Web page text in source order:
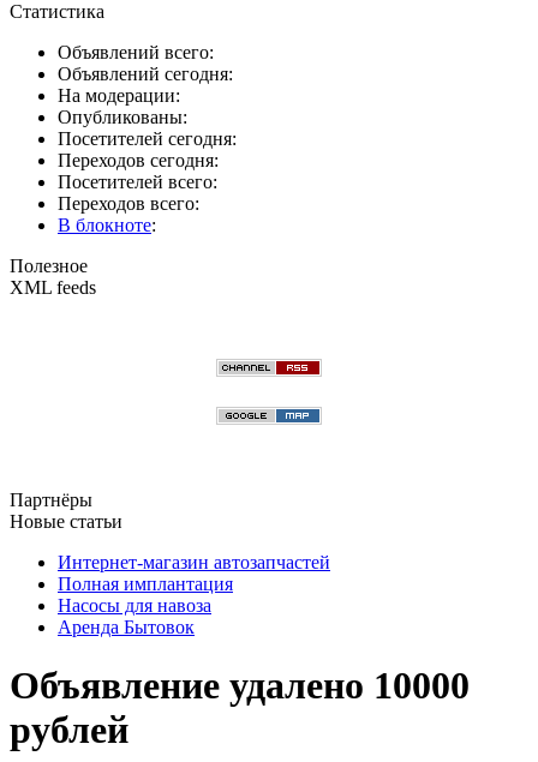
Статистика
Объявлений всего:
Объявлений сегодня:
На модерации:
Опубликованы:
Посетителей сегодня:
Переходов сегодня:
Посетителей всего:
Переходов всего:
В блокноте:
Полезное
XML feeds
Партнёры
Новые статьи
Интернет-магазин автозапчастей
Полная имплантация
Насосы для навоза
Аренда Бытовок
Объявление удалено 10000
рублей